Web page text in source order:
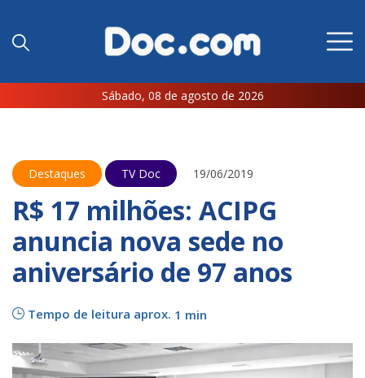
Sábado, 08 de agosto de 2026
Destaques TV Doc 19/06/2019
R$ 17 milhões: ACIPG
anuncia nova sede no
aniversário de 97 anos
Tempo de leitura aprox. 1 min